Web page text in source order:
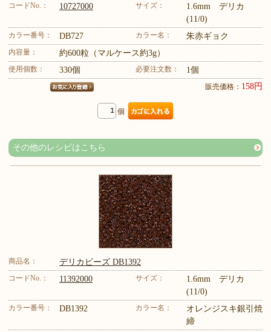
コードNo.： 10727000 サイズ：
1.6mm デリカ
(11/0)
カラー番号： DB727 カラー名： 朱赤ギョク
内容量： 約600粒（マルケース約3g）
使用個数： 330個 必要注文数： 1個
販売価格： 158円
個
その他のレシピはこちら
商品名： デリカビーズ DB1392
コードNo.： 11392000 サイズ：
1.6mm デリカ
(11/0)
カラー番号： DB1392 カラー名：
オレンジスキ銀引焼
締